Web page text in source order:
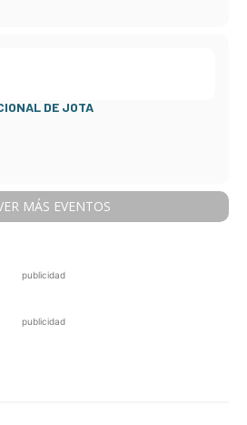
DE JOTA
MÁS EVENTOS
publicidad
publicidad